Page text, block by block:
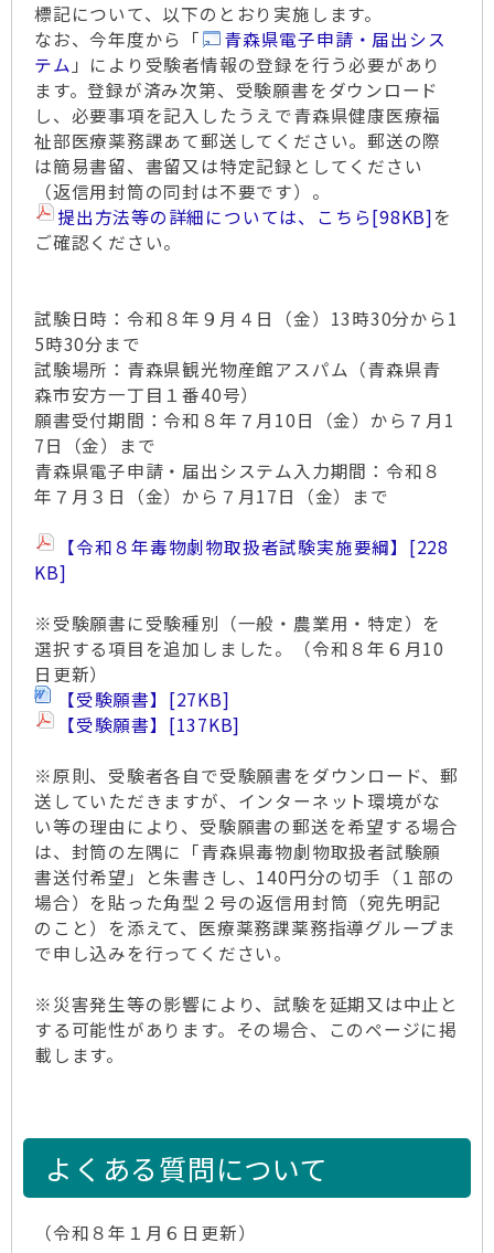
標記について、以下のとおり実施します。
なお、今年度から「
青森県電子申請・届出シス
テム 」により受験者情報の登録を行う必要があり
ます。登録が済み次第、受験願書をダウンロード
し、必要事項を記入したうえで青森県健康医療福
祉部医療薬務課あて郵送してください。郵送の際
は簡易書留、書留又は特定記録としてください
（返信用封筒の同封は不要です）。
提出方法等の詳細については、こちら[98KB]を
ご確認ください。
試験日時：令和８年９月４日（金）13時30分から1
5時30分まで
試験場所：青森県観光物産館アスパム（青森県青
森市安方一丁目１番40号）
願書受付期間：令和８年７月10日（金）から７月1
7日（金）まで
青森県電子申請・届出システム入力期間：令和８
年７月３日（金）から７月17日（金）まで
【令和８年毒物劇物取扱者試験実施要綱】 [228
KB]
※受験願書に受験種別（一般・農業用・特定）を
選択する項目を追加しました。（令和８年６月10
日更新）
【受験願書】 [27KB]
【受験願書】 [137KB]
※原則、受験者各自で受験願書をダウンロード、郵
送していただきますが、インターネット環境がな
い等の理由により、受験願書の郵送を希望する場合
は、封筒の左隅に「青森県毒物劇物取扱者試験願
書送付希望」と朱書きし、140円分の切手（１部の
場合）を貼った角型２号の返信用封筒（宛先明記
のこと）を添えて、医療薬務課薬務指導グループま
で申し込みを行ってください。
※災害発生等の影響により、試験を延期又は中止と
する可能性があります。その場合、このページに掲
載します。
よくある質問について
（令和８年１月６日更新）